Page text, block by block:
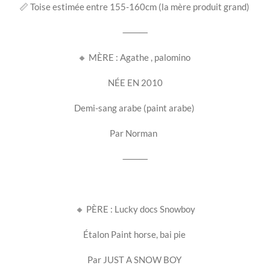
📏 Toise estimée entre 155-160cm (la mère produit grand)
⸻
🔸 MÈRE : Agathe , palomino
NÉE EN 2010
Demi-sang arabe (paint arabe)
Par Norman
⸻
🔸 PÈRE : Lucky docs Snowboy
Étalon Paint horse, bai pie
Par JUST A SNOW BOY